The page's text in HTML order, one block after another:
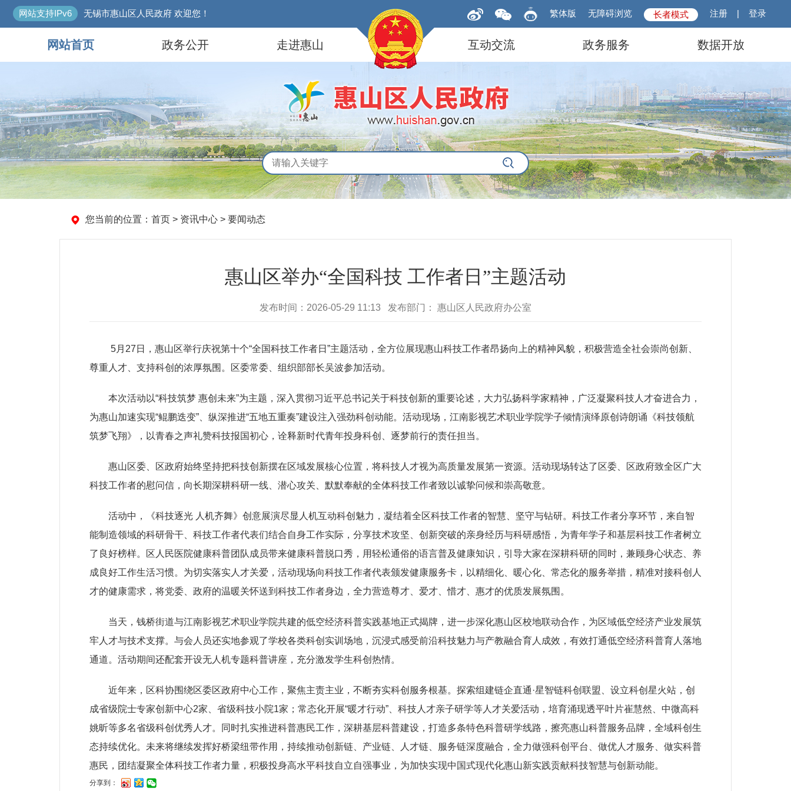
网站支持IPv6 无锡市惠山区人民政府 欢迎您！ 繁体版 无障碍浏览 长者模式 注册 | 登录
网站首页 政务公开 走进惠山 互动交流 政务服务 数据开放
您当前的位置： 首页 > 资讯中心 > 要闻动态
惠山区举办“全国科技 工作者日”主题活动
发布时间：2026-05-29 11:13 发布部门： 惠山区人民政府办公室
5月27日，惠山区举行庆祝第十个“全国科技工作者日”主题活动，全方位展现惠山科技工作者昂扬向上的精神风貌，积极营造全社会崇尚创新、
尊重人才、支持科创的浓厚氛围。区委常委、组织部部长吴波参加活动。
本次活动以“科技筑梦 惠创未来”为主题，深入贯彻习近平总书记关于科技创新的重要论述，大力弘扬科学家精神，广泛凝聚科技人才奋进合力，
为惠山加速实现“鲲鹏迭变”、纵深推进“五地五重奏”建设注入强劲科创动能。活动现场，江南影视艺术职业学院学子倾情演绎原创诗朗诵《科技领航
筑梦飞翔》，以青春之声礼赞科技报国初心，诠释新时代青年投身科创、逐梦前行的责任担当。
惠山区委、区政府始终坚持把科技创新摆在区域发展核心位置，将科技人才视为高质量发展第一资源。活动现场转达了区委、区政府致全区广大
科技工作者的慰问信，向长期深耕科研一线、潜心攻关、默默奉献的全体科技工作者致以诚挚问候和崇高敬意。
活动中，《科技逐光 人机齐舞》创意展演尽显人机互动科创魅力，凝结着全区科技工作者的智慧、坚守与钻研。科技工作者分享环节，来自智
能制造领域的科研骨干、科技工作者代表们结合自身工作实际，分享技术攻坚、创新突破的亲身经历与科研感悟，为青年学子和基层科技工作者树立
了良好榜样。区人民医院健康科普团队成员带来健康科普脱口秀，用轻松通俗的语言普及健康知识，引导大家在深耕科研的同时，兼顾身心状态、养
成良好工作生活习惯。为切实落实人才关爱，活动现场向科技工作者代表颁发健康服务卡，以精细化、暖心化、常态化的服务举措，精准对接科创人
才的健康需求，将党委、政府的温暖关怀送到科技工作者身边，全力营造尊才、爱才、惜才、惠才的优质发展氛围。
当天，钱桥街道与江南影视艺术职业学院共建的低空经济科普实践基地正式揭牌，进一步深化惠山区校地联动合作，为区域低空经济产业发展筑
牢人才与技术支撑。与会人员还实地参观了学校各类科创实训场地，沉浸式感受前沿科技魅力与产教融合育人成效，有效打通低空经济科普育人落地
通道。活动期间还配套开设无人机专题科普讲座，充分激发学生科创热情。
近年来，区科协围绕区委区政府中心工作，聚焦主责主业，不断夯实科创服务根基。探索组建链企直通·星智链科创联盟、设立科创星火站，创
成省级院士专家创新中心2家、省级科技小院1家；常态化开展“暖才行动”、科技人才亲子研学等人才关爱活动，培育涌现透平叶片崔慧然、中微高科
姚昕等多名省级科创优秀人才。同时扎实推进科普惠民工作，深耕基层科普建设，打造多条特色科普研学线路，擦亮惠山科普服务品牌，全域科创生
态持续优化。未来将继续发挥好桥梁纽带作用，持续推动创新链、产业链、人才链、服务链深度融合，全力做强科创平台、做优人才服务、做实科普
惠民，团结凝聚全体科技工作者力量，积极投身高水平科技自立自强事业，为加快实现中国式现代化惠山新实践贡献科技智慧与创新动能。
分享到：